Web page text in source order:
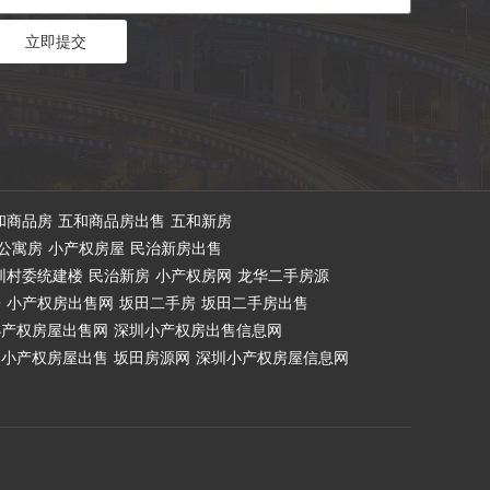
商品房 五和商品房出售 五和新房
寓房 小产权房屋 民治新房出售
村委统建楼 民治新房 小产权房网 龙华二手房源
小产权房出售网 坂田二手房 坂田二手房出售
权房屋出售网 深圳小产权房出售信息网
小产权房屋出售 坂田房源网 深圳小产权房屋信息网